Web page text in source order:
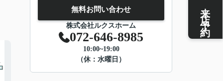
無料お問い合わせ
株式会社ルクスホーム
072-646-8985
10:00~19:00
（休：水曜日）
来店予約